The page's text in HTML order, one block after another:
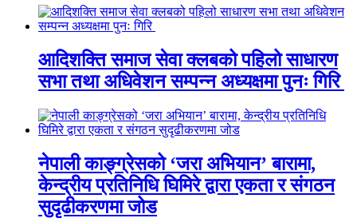
आदिशक्ति समाज सेवा क्लबको पहिलो साधारण
सभा तथा अधिवेशन सम्पन्न अध्यक्षमा पुनः गिरि
नेपाली काङ्ग्रेसको ‘जरा अभियान’ बारामा,
केन्द्रीय प्रतिनिधि घिमिरे द्वारा एकता र संगठन
सुदृढीकरणमा जोड